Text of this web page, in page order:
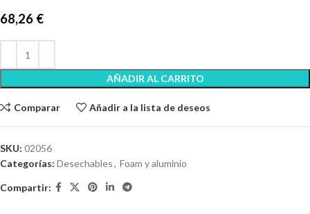
68,26 €
AÑADIR AL CARRITO
Comparar Añadir a la lista de deseos
SKU: 02056
Categorías: Desechables, Foam y aluminio
Compartir: